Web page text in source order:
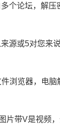
个论坛，解压
源或5对您来
浏览器，电
片带V是视频